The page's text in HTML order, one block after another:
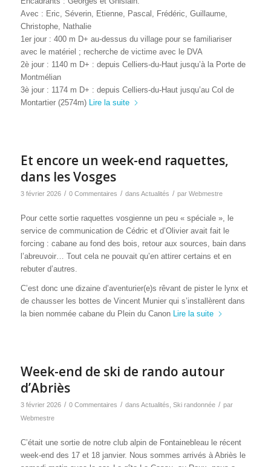
Avec : Eric, Séverin, Etienne, Pascal, Frédéric, Guillaume,
Christophe, Nathalie
1er jour : 400 m D+ au-dessus du village pour se familiariser
avec le matériel ; recherche de victime avec le DVA
2è jour : 1140 m D+ : depuis Celliers-du-Haut jusqu’à la Porte de
Montmélian
3è jour : 1174 m D+ : depuis Celliers-du-Haut jusqu’au Col de
Montartier (2574m) Lire la suite
Et encore un week-end raquettes,
dans les Vosges
3 février 2026 / 0 Commentaires / dans Actualités / par Webmestre
Pour cette sortie raquettes vosgienne un peu « spéciale », le
service de communication de Cédric et d’Olivier avait fait le
forcing : cabane au fond des bois, retour aux sources, bain dans
l’abreuvoir… Tout cela ne pouvait qu’en attirer certains et en
rebuter d’autres.
C’est donc une dizaine d’aventurier(e)s rêvant de pister le lynx et
de chausser les bottes de Vincent Munier qui s’installèrent dans
la bien nommée cabane du Plein du Canon Lire la suite
Week-end de ski de rando autour
d’Abriès
3 février 2026 / 0 Commentaires / dans Actualités Ski randonnée / par
Webmestre
C’était une sortie de notre club alpin de Fontainebleau le récent
week-end des 17 et 18 janvier. Nous sommes arrivés à Abriès le